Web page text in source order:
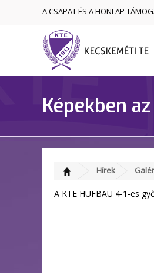
A CSAPAT ÉS A HONLAP
Képekben
Hírek
A KTE HUFBAU 4-1-es